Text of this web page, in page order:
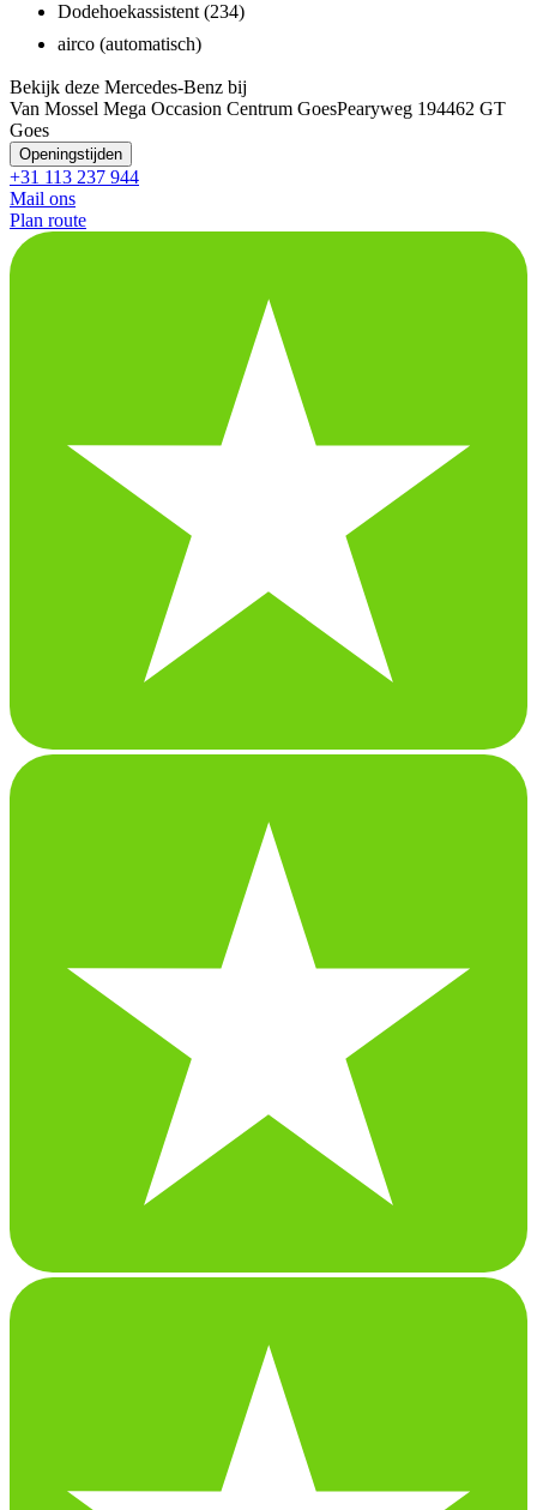
Dodehoekassistent (234)
airco (automatisch)
Bekijk deze Mercedes-Benz bij
Van Mossel Mega Occasion Centrum GoesPearyweg 194462 GT
Goes
Openingstijden
+31 113 237 944
Mail ons
Plan route